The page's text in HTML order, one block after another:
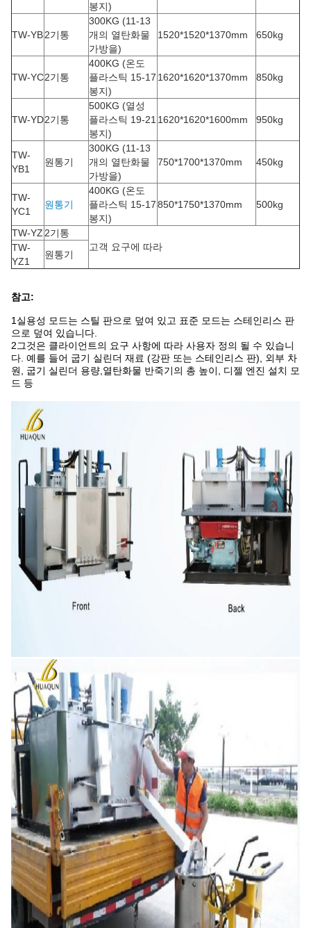
봉지)
TW-YB2기통
300KG (11-13
개의 열탄화물
가방을)
1520*1520*1370mm 650kg
TW-YC2기통
400KG (온도
플라스틱 15-17
봉지)
1620*1620*1370mm 850kg
TW-YD2기통
500KG (열성
플라스틱 19-21
봉지)
1620*1620*1600mm 950kg
TW-
YB1
원통기
300KG (11-13
개의 열탄화물
가방을)
750*1700*1370mm 450kg
TW-
YC1
원통기
400KG (온도
플라스틱 15-17
봉지)
850*1750*1370mm 500kg
TW-YZ 2기통
고객 요구에 따라
TW-
YZ1
원통기
참고:
1실용성 모드는 스틸 판으로 덮여 있고 표준 모드는 스테인리스 판
으로 덮여 있습니다.
2그것은 클라이언트의 요구 사항에 따라 사용자 정의 될 수 있습니
다. 예를 들어 굽기 실린더 재료 (강판 또는 스테인리스 판), 외부 차
원, 굽기 실린더 용량,열탄화물 반죽기의 총 높이, 디젤 엔진 설치 모
드 등